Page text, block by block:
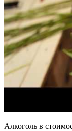
Алкоголь в